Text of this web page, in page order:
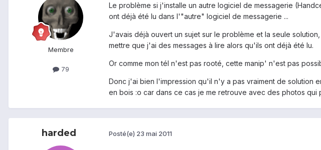
Membre
79
Le problème si j'installe un autre logiciel de messagerie
ont déjà été lu dans l'"autre" logiciel de messagerie ...
J'avais déjà ouvert un sujet sur le problème et la seule
mettre que j'ai des messages à lire alors qu'ils ont déjà été lu.
Or comme mon tél n'est pas rooté, cette manip' n'est pas
Donc j'ai bien l'impression qu'il n'y a pas vraiment de solution
en bois :o car dans ce cas je me retrouve avec des photos qui
harded Posté(e) 23 mai 2011